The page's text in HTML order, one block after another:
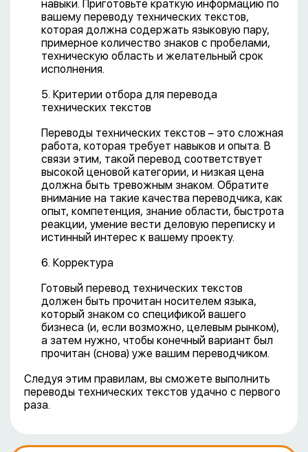
навыки. Приготовьте краткую информацию по
вашему переводу технических текстов,
которая должна содержать языковую пару,
примерное количество знаков с пробелами,
техническую область и желательный срок
исполнения.
5. Критерии отбора для перевода
технических текстов
Переводы технических текстов – это сложная
работа, которая требует навыков и опыта. В
связи этим, такой перевод соответствует
высокой ценовой категории, и низкая цена
должна быть тревожным знаком. Обратите
внимание на такие качества переводчика, как
опыт, компетенция, знание области, быстрота
реакции, умение вести деловую переписку и
истинный интерес к вашему проекту.
6. Корректура
Готовый перевод технических текстов
должен быть прочитан носителем языка,
который знаком со спецификой вашего
бизнеса (и, если возможно, целевым рынком),
а затем нужно, чтобы конечный вариант был
прочитан (снова) уже вашим переводчиком.
Следуя этим правилам, вы сможете выполнить
переводы технических текстов удачно с первого
раза.